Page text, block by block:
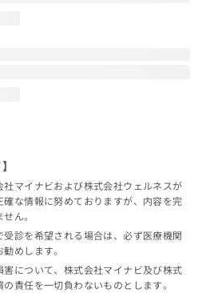
マイナビおよび株式会社ウェルネスが
な情報に努めておりますが、内容を完
ん。
診を希望される場合は、必ず医療機関
めします。
について、株式会社マイナビ及び株式
責任を一切負わないものとします。